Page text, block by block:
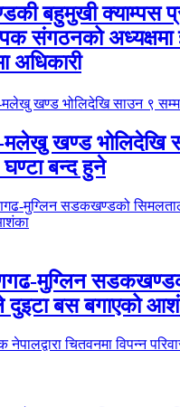
बहुमुखी क्याम्पस
संगठनको अध्यक्षमा
अधिकारी
मलेखु खण्ड भोलिदेखि
घण्टा बन्द हुने
मुग्लिन
दुइटा बस बगाएको